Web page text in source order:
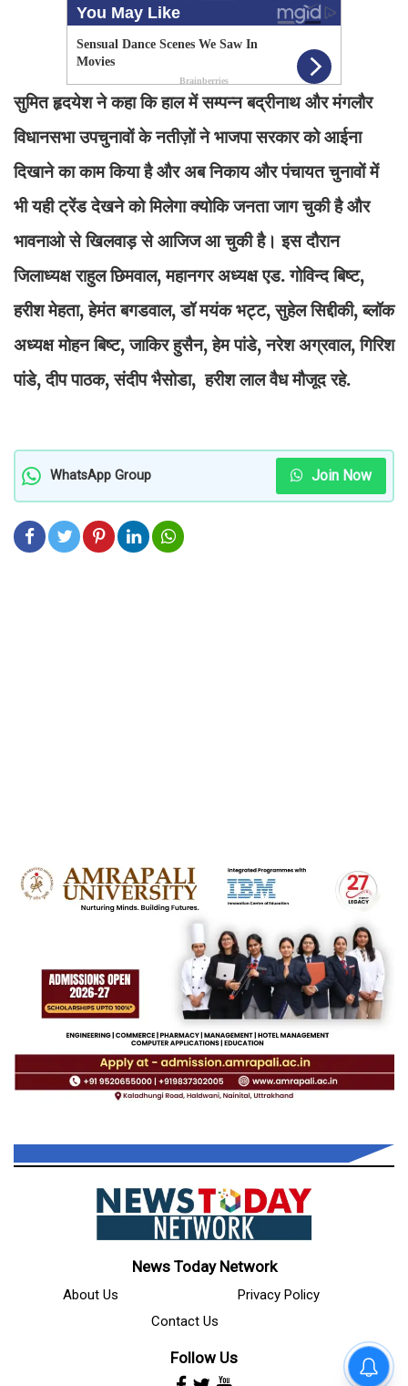
सुमित हृदयेश ने कहा कि हाल में सम्पन्न बद्रीनाथ और मंगलौर
विधानसभा उपचुनावों के नतीज़ों ने भाजपा सरकार को आईना
दिखाने का काम किया है और अब निकाय और पंचायत चुनावों में
भी यही ट्रेंड देखने को मिलेगा क्योकि जनता जाग चुकी है और
भावनाओ से खिलवाड़ से आजिज आ चुकी है। इस दौरान
जिलाध्यक्ष राहुल छिमवाल, महानगर अध्यक्ष एड. गोविन्द बिष्ट,
हरीश मेहता, हेमंत बगडवाल, डॉ मयंक भट्ट, सुहेल सिद्दीकी, ब्लॉक
अध्यक्ष मोहन बिष्ट, जाकिर हुसैन, हेम पांडे, नरेश अग्रवाल, गिरिश
पांडे, दीप पाठक, संदीप भैसोडा, हरीश लाल वैध मौजूद रहे.
WhatsApp Group Join Now
News Today Network
About Us
Privacy Policy
Contact Us
Follow Us